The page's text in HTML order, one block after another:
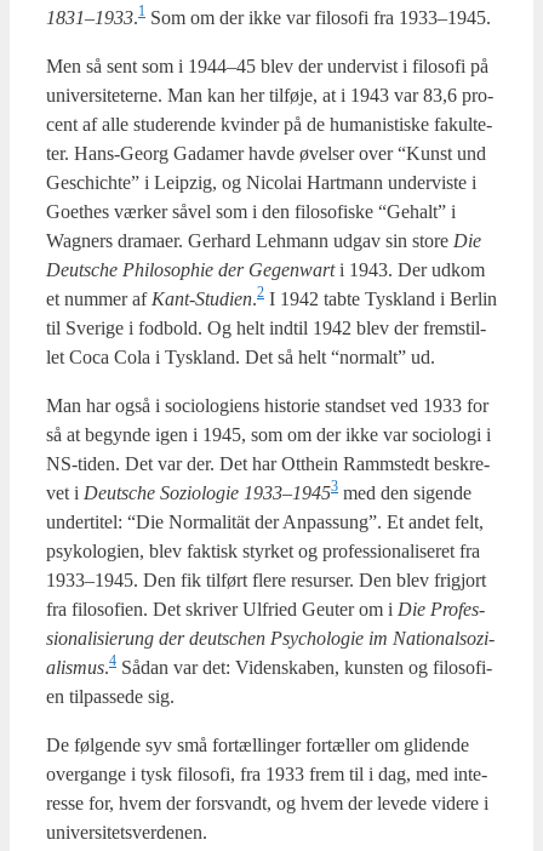
1831–1933.1 Som om der ikke var filo­so­fi fra 1933–1945.
Men så sent som i 1944–45 blev der under­vist i filo­so­fi på
uni­ver­si­te­ter­ne. Man kan her til­fø­je, at i 1943 var 83,6 pro­
cent af alle stu­de­ren­de kvin­der på de huma­ni­sti­ske faku­l­te­
ter. Hans-Georg Gada­mer hav­de øvel­ser over “Kunst und
Ges­chi­ch­te” i Leipzig, og Nico­lai Hart­mann under­vi­ste i
Goet­hes vær­ker såvel som i den filo­so­fi­ske “Gehalt” i
Wag­ners dra­ma­er. Ger­hard Leh­mann udgav sin sto­re Die
Deut­sche Phi­los­op­hie der Gegenwarti 1943. Der udkom
et num­mer af Kant-Stu­di­en.2 I 1942 tab­te Tys­kland i Ber­lin
til Sve­ri­ge i fod­bold. Og helt ind­til 1942 blev der frem­stil­
let Coca Cola i Tys­kland. Det så helt “nor­malt” ud.
Man har også i socio­lo­gi­ens histo­rie stand­s­et ved 1933 for
så at begyn­de igen i 1945, som om der ikke var socio­lo­gi i
NS-tiden. Det var der. Det har Ott­he­in Ram­m­stedt beskre­
vet i Deut­sche Sozi­o­lo­gie 1933–19453 med den sigen­de
under­ti­tel: “Die Nor­ma­lität der Anpas­sung”. Et andet felt,
psy­ko­lo­gi­en, blev fak­tisk styr­ket og pro­fes­sio­na­li­se­ret fra
1933–1945. Den fik til­ført fle­re resur­ser. Den blev fri­gjort
fra filo­so­fi­en. Det skri­ver Ulfri­ed Geu­ter om i Die Pro­fes­
sio­na­li­si­er­ung der deut­schen Psy­cho­lo­gie im Natio­nalsozi­
a­lis­mus.4 Sådan var det: Viden­ska­ben, kun­sten og filo­so­fi­
en til­pas­se­de sig.
De føl­gen­de syv små for­tæl­lin­ger for­tæl­ler om gli­den­de
over­gan­ge i tysk filo­so­fi, fra 1933 frem til i dag, med inte­
res­se for, hvem der for­svandt, og hvem der leve­de vide­re i
uni­ver­si­tets­ver­de­nen.